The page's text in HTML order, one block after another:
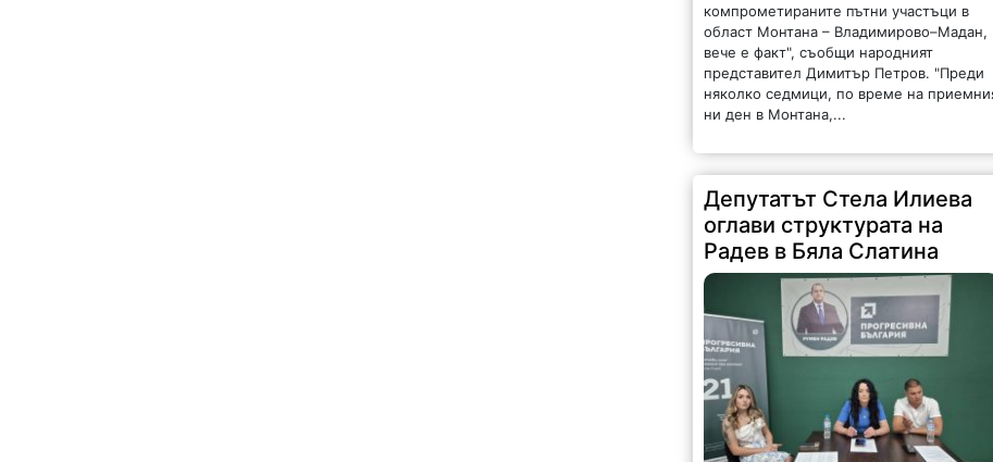
компрометираните пътни участъци в
област Монтана – Владимирово–Мадан,
вече е факт", съобщи народният
представител Димитър Петров. "Преди
няколко седмици, по време на
ни ден в Монтана,...
Депутатът Стела Илиева
оглави структурата на
Радев в Бяла Слатина